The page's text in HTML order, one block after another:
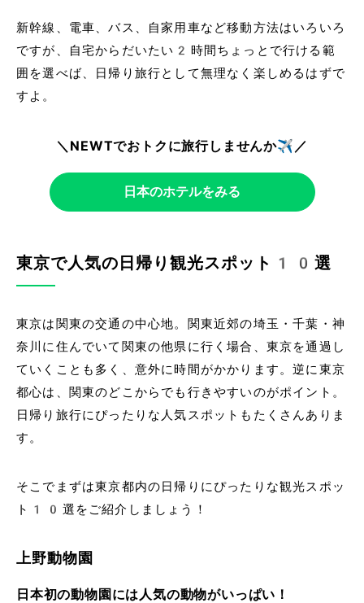
新幹線、電車、バス、自家用車など移動方法はいろいろ
ですが、自宅からだいたい2時間ちょっとで行ける範
囲を選べば、日帰り旅行として無理なく楽しめるはずで
すよ。
＼NEWTでおトクに旅行しませんか✈️／
日本のホテルをみる
東京で人気の日帰り観光スポット10選
東京は関東の交通の中心地。関東近郊の埼玉・千葉・神
奈川に住んでいて関東の他県に行く場合、東京を通過し
ていくことも多く、意外に時間がかかります。逆に東京
都心は、関東のどこからでも行きやすいのがポイント。
日帰り旅行にぴったりな人気スポットもたくさんありま
す。
そこでまずは東京都内の日帰りにぴったりな観光スポッ
ト10選をご紹介しましょう！
上野動物園
日本初の動物園には人気の動物がいっぱい！